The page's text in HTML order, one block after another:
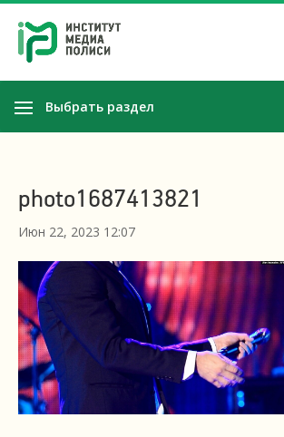
Выбрать раздел
photo1687413821
Июн 22, 2023 12:07